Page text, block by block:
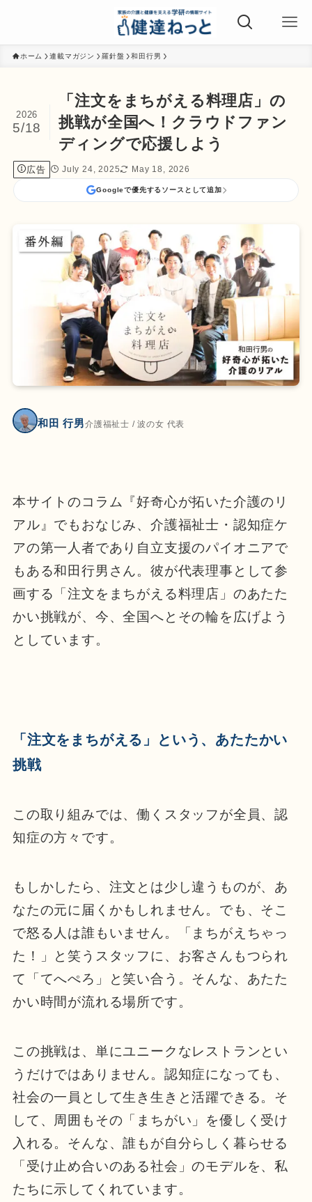
ホーム 連載マガジン 羅針盤 和田行男
「注文をまちがえる料理店」の
挑戦が全国へ！クラウドファン
ディングで応援しよう
2026
5/18
広告 July 24, 2025 May 18, 2026
Googleで優先するソースとして追加
和田 行男介護福祉士 / 波の女 代表
本サイトのコラム『好奇心が拓いた介護のリ
アル』でもおなじみ、介護福祉士・認知症ケ
アの第一人者であり自立支援のパイオニアで
もある和田行男さん。彼が代表理事として参
画する「注文をまちがえる料理店」のあたた
かい挑戦が、今、全国へとその輪を広げよう
としています。
「注文をまちがえる」という、あたたかい
挑戦
この取り組みでは、働くスタッフが全員、認
知症の方々です。
もしかしたら、注文とは少し違うものが、あ
なたの元に届くかもしれません。でも、そこ
で怒る人は誰もいません。「まちがえちゃっ
た！」と笑うスタッフに、お客さんもつられ
て「てへぺろ」と笑い合う。そんな、あたた
かい時間が流れる場所です。
この挑戦は、単にユニークなレストランとい
うだけではありません。認知症になっても、
社会の一員として生き生きと活躍できる。そ
して、周囲もその「まちがい」を優しく受け
入れる。そんな、誰もが自分らしく暮らせる
「受け止め合いのある社会」のモデルを、私
たちに示してくれています。